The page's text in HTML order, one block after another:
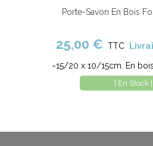
Porte-Savon En Bois
25,00 € TTC
~15/20 x 10/15cm. En
| En Stock |